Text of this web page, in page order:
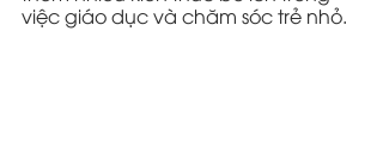
việc giáo dục và chăm sóc trẻ nhỏ.